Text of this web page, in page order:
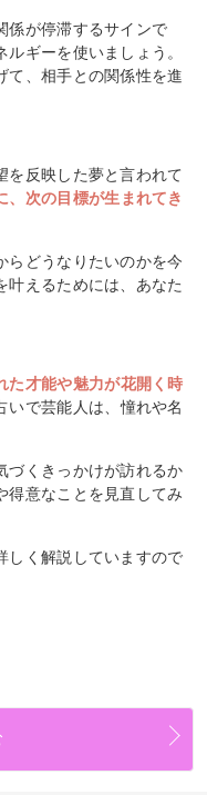
係が停滞するサインで
ギーを使いましょう。
て、相手との関係性を進
を反映した夢と言われて
、次の目標が生まれてき
らどうなりたいのかを今
叶えるためには、あなた
た才能や魅力が花開く時
いで芸能人は、憧れや名
づくきっかけが訪れるか
得意なことを見直してみ
しく解説していますので